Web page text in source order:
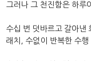
그러나 그 천진함은 하루
수십 번 덧바르고 갈아낸
래치, 수없이 반복한 수